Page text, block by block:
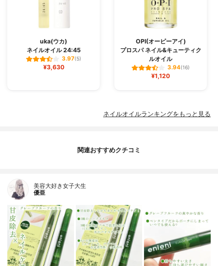
uka(ウカ)
ネイルオイル 24:45
3.97(5)
¥3,630
OPI(オーピーアイ)
プロスパ ネイル&キューティク
ルオイル
3.94(16)
¥1,120
ネイルオイルランキングをもっと見る
関連おすすめクチコミ
美容大好き女子大生
優亜